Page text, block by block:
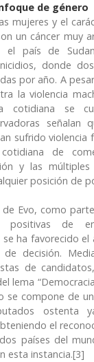
de género
mujeres y el
un cáncer muy
el país de
donde
por año. A
la violencia
cotidiana se
sufrido violencia
de
y las
posición de
Evo, como
positivas de
ha favorecido
decisión.
de
lema
se compone de
ostenta
el
países del
esta instancia.[3]